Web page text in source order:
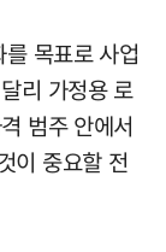
목표로 사업
리 가정용 로
범주 안에서
이 중요할 전